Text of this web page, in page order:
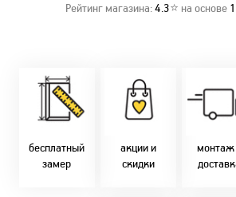
Рейтинг магазина:4.3⭐ на основе
бесплатный
замер
Замер бесплатно!
Оперативно!
День-в-день или
на следующий!
заказать по
10-40, (Viber)
акции и
скидки
Скидки:
-новоселам - 2%
-многодетным -
2%
наличными - 10%
монтаж
фурнитуры.
монтаж
окон и
Беларуси.
В удобное для